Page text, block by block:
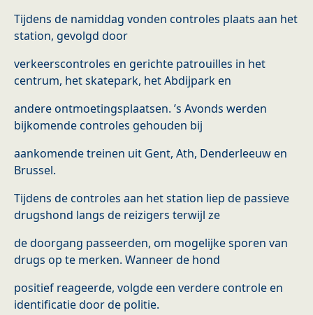
Tijdens de namiddag vonden controles plaats aan het
station, gevolgd door
verkeerscontroles en gerichte patrouilles in het
centrum, het skatepark, het Abdijpark en
andere ontmoetingsplaatsen. ’s Avonds werden
bijkomende controles gehouden bij
aankomende treinen uit Gent, Ath, Denderleeuw en
Brussel.
Tijdens de controles aan het station liep de passieve
drugshond langs de reizigers terwijl ze
de doorgang passeerden, om mogelijke sporen van
drugs op te merken. Wanneer de hond
positief reageerde, volgde een verdere controle en
identificatie door de politie.